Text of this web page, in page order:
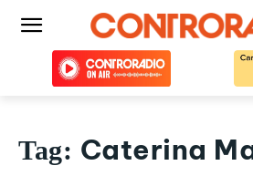
Tag: Caterina